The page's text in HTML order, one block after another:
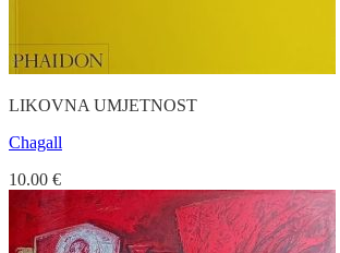
LIKOVNA UMJETNOST
Chagall
10.00 €